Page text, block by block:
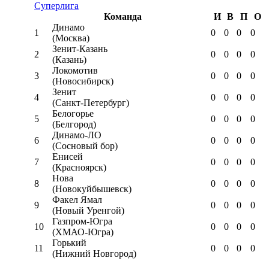
Суперлига
Команда
И В П
О
1
Динамо
(Москва)
0 0 0 0
2
Зенит-Казань
(Казань)
0 0 0 0
3
Локомотив
(Новосибирск)
0 0 0 0
4
Зенит
(Санкт-Петербург)
0 0 0 0
5
Белогорье
(Белгород)
0 0 0 0
6
Динамо-ЛО
(Сосновый бор)
0 0 0 0
7
Енисей
(Красноярск)
0 0 0 0
8
Нова
(Новокуйбышевск)
0 0 0 0
9
Факел Ямал
(Новый Уренгой)
0 0 0 0
10
Газпром-Югра
(ХМАО-Югра)
0 0 0 0
11
Горький
(Нижний Новгород)
0 0 0 0